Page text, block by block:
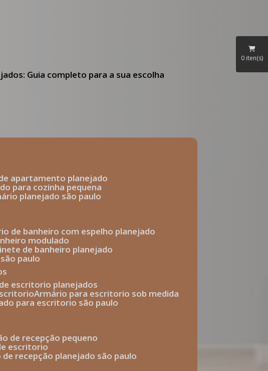
Guia completo para a sua escolha
apartamento planejado
para cozinha pequena
planejado são paulo
de banheiro com espelho planejado
modulado
de banheiro planejado
paulo
escritorio planejados
armário para escritorio sob medida
para escritorio são paulo
de recepção pequeno
escritorio
de recepção planejado são paulo
0 iten(s)